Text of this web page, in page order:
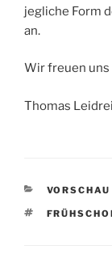
jegliche Form
an.
Wir freuen uns
Thomas
VORSCHAU